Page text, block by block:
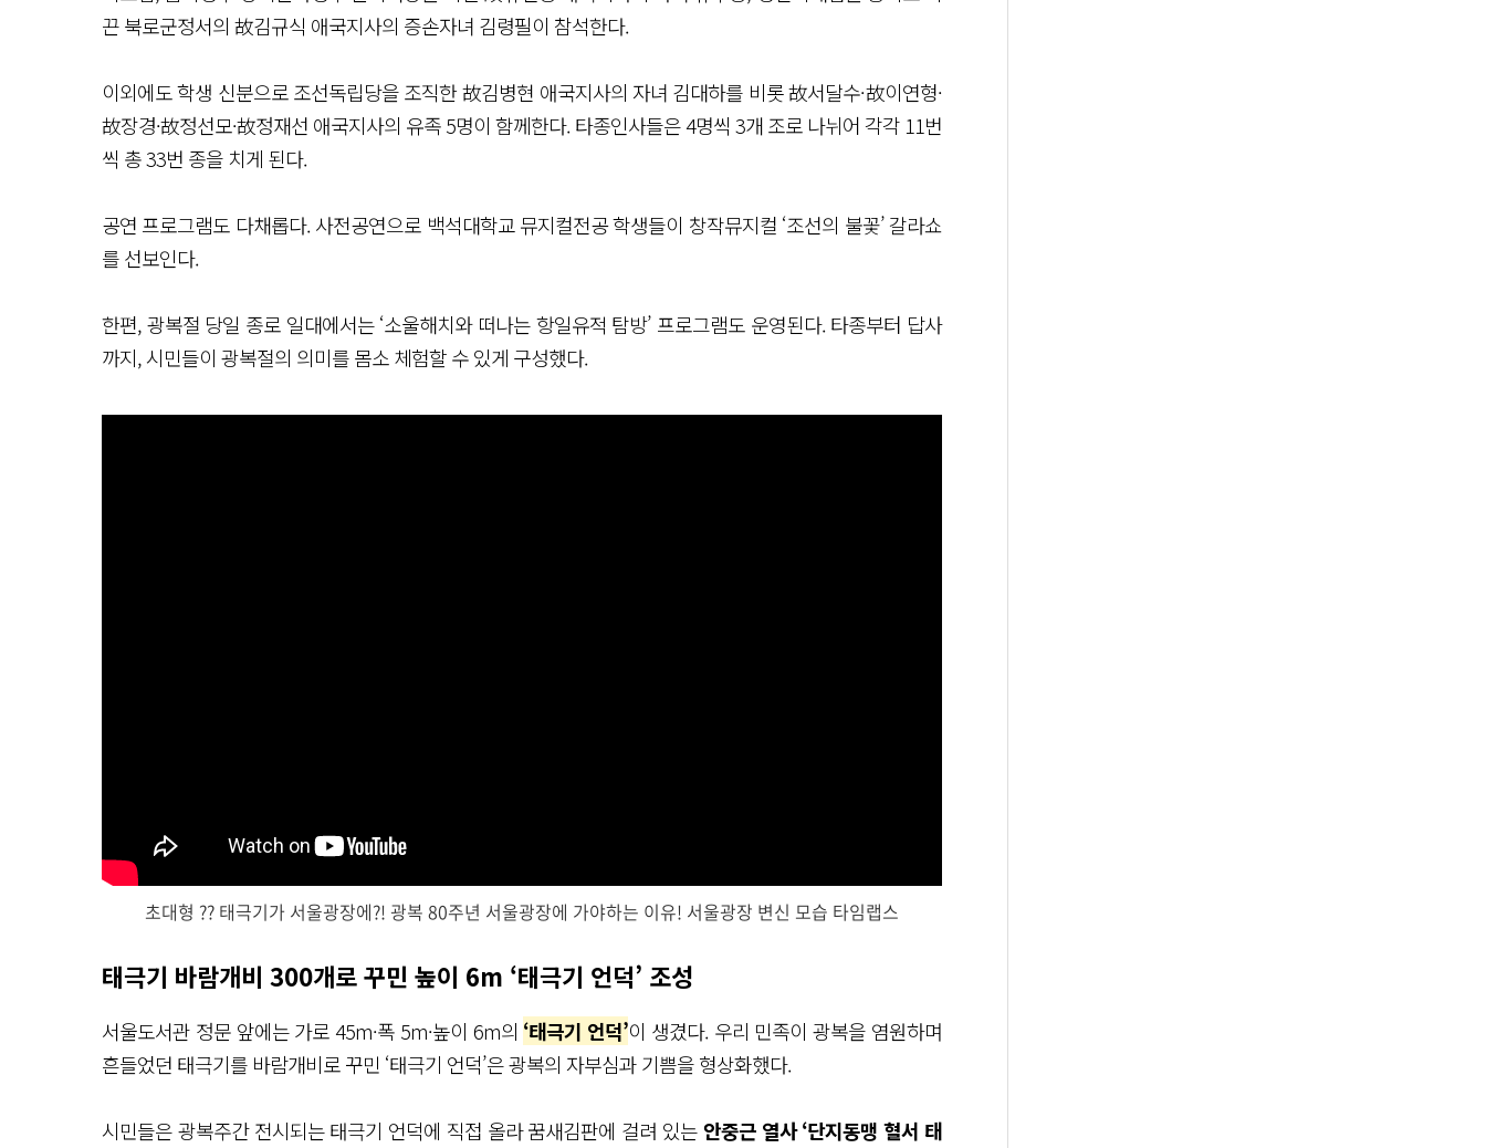
끈 북로군정서의 故김규식 애국지사의 증손자녀 김령필이 참석한다.
이외에도 학생 신분으로 조선독립당을 조직한 故김병현 애국지사의 자녀 김대하를 비롯 故서달수·故이연형·
故장경·故정선모·故정재선 애국지사의 유족 5명이 함께한다. 타종인사들은 4명씩 3개 조로 나뉘어 각각 11번
씩 총 33번 종을 치게 된다.
공연 프로그램도 다채롭다. 사전공연으로 백석대학교 뮤지컬전공 학생들이 창작뮤지컬 ‘조선의 불꽃’ 갈라쇼
를 선보인다.
한편, 광복절 당일 종로 일대에서는 ‘소울해치와 떠나는 항일유적 탐방’ 프로그램도 운영된다. 타종부터 답사
까지, 시민들이 광복절의 의미를 몸소 체험할 수 있게 구성했다.
초대형 ?? 태극기가 서울광장에?! 광복 80주년 서울광장에 가야하는 이유! 서울광장 변신 모습 타임랩스
태극기 바람개비 300개로 꾸민 높이 6m ‘태극기 언덕’ 조성
서울도서관 정문 앞에는 가로 45m·폭 5m·높이 6m의 ‘태극기 언덕’이 생겼다. 우리 민족이 광복을 염원하며
흔들었던 태극기를 바람개비로 꾸민 ‘태극기 언덕’은 광복의 자부심과 기쁨을 형상화했다.
시민들은 광복주간 전시되는 태극기 언덕에 직접 올라 꿈새김판에 걸려 있는안중근 열사 ‘단지동맹 혈서 태